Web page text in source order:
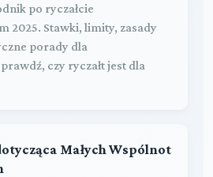
po ryczałcie
2025. Stawki, limity, zasady
porady dla
czy ryczałt jest dla
Małych Wspólnot